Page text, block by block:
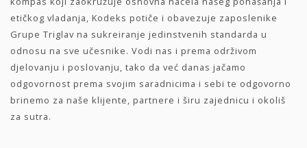
etičkog vladanja, Kodeks potiče i obavezuje zaposlenike
Grupe Triglav na sukreiranje jedinstvenih standarda u
odnosu na sve učesnike. Vodi nas i prema održivom
djelovanju i poslovanju, tako da već danas jačamo
odgovornost prema svojim saradnicima i sebi te odgovorno
brinemo za naše klijente, partnere i širu zajednicu i okoliš
za sutra.